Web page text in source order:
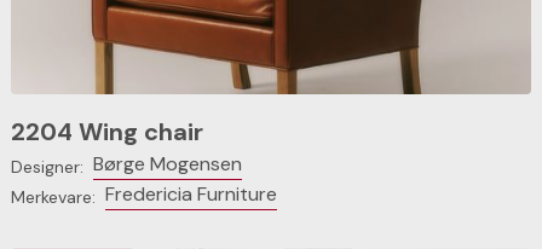
2204 Wing chair
Designer: Børge Mogensen
Merkevare: Fredericia Furniture